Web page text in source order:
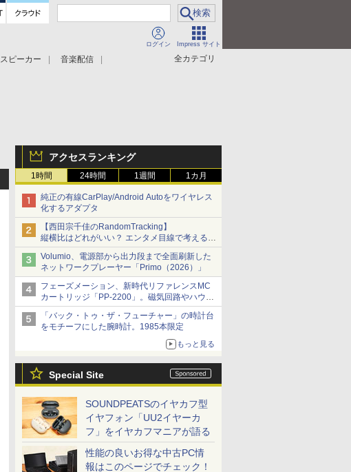
ログイン Impress サイト
全カテゴリ
スピーカー
音楽配信
アクセスランキング
1時間 24時間 1週間 1カ月
純正の有線CarPlay/Android Autoをワイヤレス
化するアダプタ
【西田宗千佳のRandomTracking】
縦横比はどれがいい？ エンタメ目線で考える、
サムスン新「Galaxy Z Fold」
Volumio、電源部から出力段まで全面刷新した
ネットワークプレーヤー「Primo（2026）」
フェーズメーション、新時代リファレンスMC
カートリッジ「PP-2200」。磁気回路やハウジ
ングを根本から見直し
「バック・トゥ・ザ・フューチャー」の時計台
をモチーフにした腕時計。1985本限定
もっと見る
Special Site
SOUNDPEATSのイヤカフ型
イヤフォン「UU2イヤーカ
フ」をイヤカフマニアが語る
性能の良いお得な中古PC情
報はこのページでチェック！